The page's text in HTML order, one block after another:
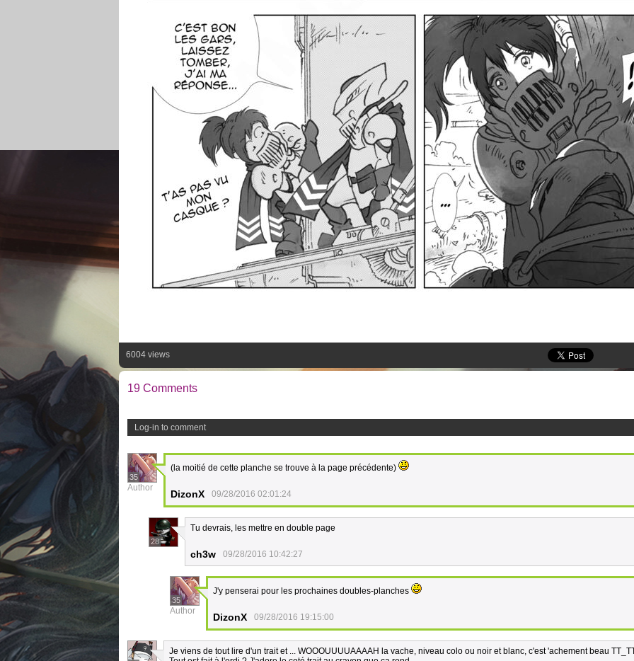
6004 views
19 Comments
Log-in to comment
35
Author
(la moitié de cette planche se trouve à la page précédente)
DizonX 09/28/2016 02:01:24
28
Tu devrais, les mettre en double page
ch3w 09/28/2016 10:42:27
35
Author
J'y penserai pour les prochaines doubles-planches
DizonX 09/28/2016 19:15:00
Je viens de tout lire d'un trait et ... WOOOUUUUAAAAH la vache, niveau colo ou noir et blanc, c'est 'achement beau